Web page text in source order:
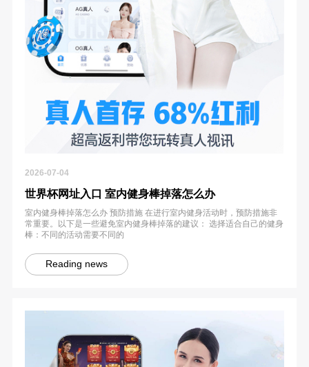
2026-07-04
世界杯网址入口 室内健身棒掉落怎么办
室内健身棒掉落怎么办 预防措施 在进行室内健身活动时，预防措施非
常重要。以下是一些避免室内健身棒掉落的建议： 选择适合自己的健身
棒：不同的活动需要不同的
Reading news